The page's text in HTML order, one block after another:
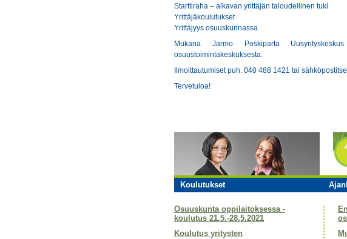
Starttiraha – alkavan yrittäjän taloudellinen tuki
Yrittäjäkoulutukset
Yrittäjyys osuuskunnassa
Mukana Jarmo Poskiparta
osuustoimintakeskuksesta.
Ilmoittautumiset puh. 040 488 1421 tai
Tervetuloa!
Koulutukset
Osuuskunta oppilaitoksessa -
koulutus 21.5.-28.5.2021
Koulutus yritysten